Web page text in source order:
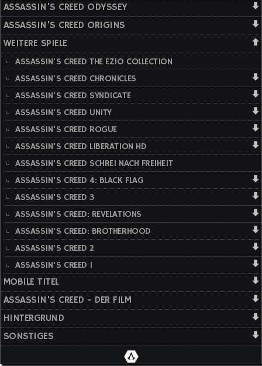
ASSASSIN'S CREED ODYSSEY
ASSASSIN'S CREED ORIGINS
WEITERE SPIELE
ASSASSIN'S CREED THE EZIO COLLECTION
ASSASSIN'S CREED CHRONICLES
ASSASSIN'S CREED SYNDICATE
ASSASSIN'S CREED UNITY
ASSASSIN'S CREED ROGUE
ASSASSIN'S CREED LIBERATION HD
ASSASSIN'S CREED SCHREI NACH FREIHEIT
ASSASSIN'S CREED 4: BLACK FLAG
ASSASSIN'S CREED 3
ASSASSIN'S CREED: REVELATIONS
ASSASSIN'S CREED: BROTHERHOOD
ASSASSIN'S CREED 2
ASSASSIN'S CREED 1
MOBILE TITEL
ASSASSIN'S CREED - DER FILM
HINTERGRUND
SONSTIGES